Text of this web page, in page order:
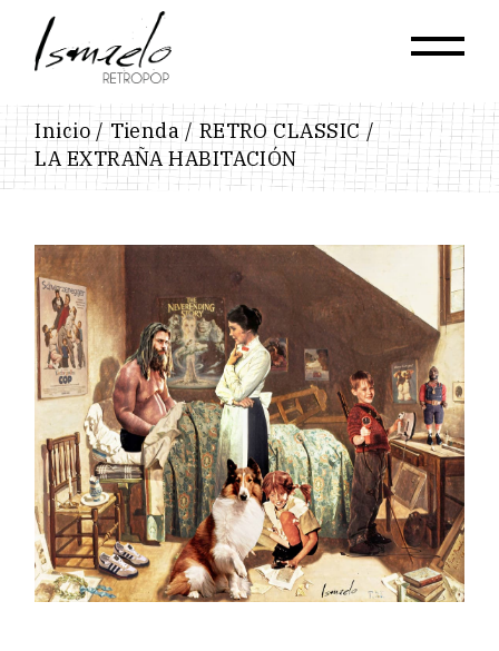
content
Inicio Tienda
RETRO CLASSIC
LA EXTRAÑA HABITACIÓN